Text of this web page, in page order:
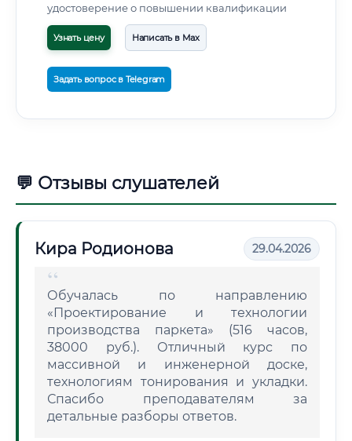
удостоверение о повышении квалификации
Узнать цену Написать в Max
Задать вопрос в Telegram
💬 Отзывы слушателей
Кира Родионова 29.04.2026
Обучалась по направлению
«Проектирование и технологии
производства паркета» (516 часов,
38000 руб.). Отличный курс по
массивной и инженерной доске,
технологиям тонирования и укладки.
Спасибо преподавателям за
детальные разборы ответов.